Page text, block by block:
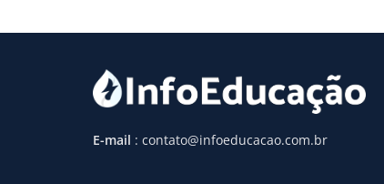
E-mail : contato@infoeducacao.com.br